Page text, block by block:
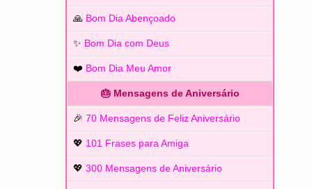
🙏 Bom Dia Abençoado
✨ Bom Dia com Deus
❤️ Bom Dia Meu Amor
🎂 Mensagens de Aniversário
🎉 70 Mensagens de Feliz Aniversário
💖 101 Frases para Amiga
💖 300 Mensagens de Aniversário